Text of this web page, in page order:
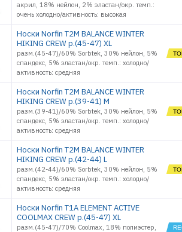
акрил, 18% нейлон, 2% эластан/окр. темп.:
очень холодно/активность: высокая
Носки Norfin T2M BALANCE WINTER
HIKING CREW р.(45-47) XL
разм.(45-47)/60% Sorbtek, 30% нейлон, 5%
спандекс, 5% эластан/окр. темп.: холодно/
активность: средняя
Носки Norfin T2M BALANCE WINTER
HIKING CREW р.(39-41) M
разм.(39-41)/60% Sorbtek, 30% нейлон, 5%
спандекс, 5% эластан/окр. темп.: холодно/
активность: средняя
Носки Norfin T2M BALANCE WINTER
HIKING CREW р.(42-44) L
разм.(42-44)/60% Sorbtek, 30% нейлон, 5%
спандекс, 5% эластан/окр. темп.: холодно/
активность: средняя
Носки Norfin T1A ELEMENT ACTIVE
COOLMAX CREW р.(45-47) XL
разм.(45-47)/70% Coolmax, 18% полиэстер,